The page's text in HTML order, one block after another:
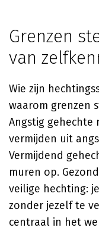
Grenzen
van
Wie zijn
waarom grenzen
Angstig gehechte
vermijden uit
Vermijdend
muren op.
veilige hechting:
zonder jezelf te
centraal in het